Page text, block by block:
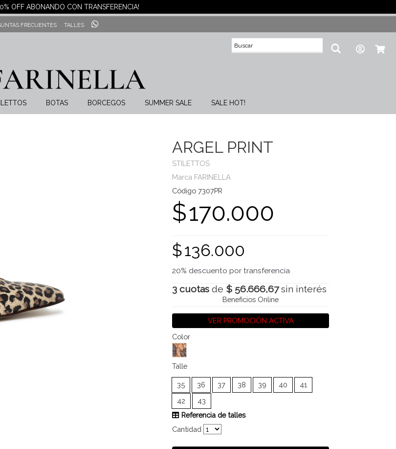
OFF ABONANDO CON TRANSFERENCIA!
FRECUENTES TALLES
BOTAS BORCEGOS SUMMER SALE SALE HOT!
ARGEL PRINT
STILETTOS
Marca FARINELLA
Código 7307PR
$170.000
$136.000
20% descuento por transferencia
3 cuotas de $ 56.666,67sin interés
Beneficios Online
VER PROMOCIÓN ACTIVA
Color
Talle
35 36 37 38 39 40
41
42
43
Referencia de talles
Cantidad